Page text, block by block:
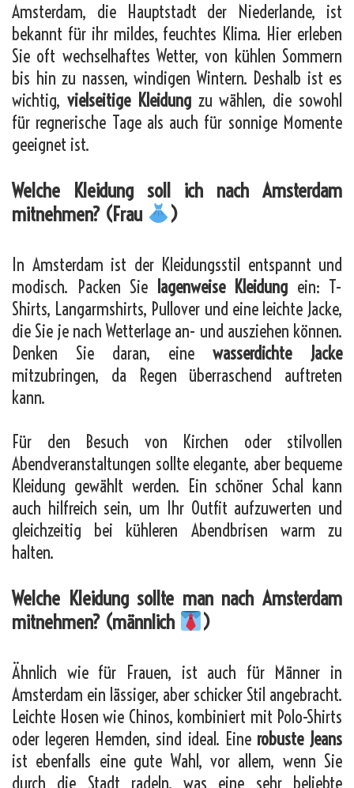
Amsterdam, die Hauptstadt der Niederlande, ist
bekannt für ihr mildes, feuchtes Klima. Hier erleben
Sie oft wechselhaftes Wetter, von kühlen Sommern
bis hin zu nassen, windigen Wintern. Deshalb ist es
wichtig, vielseitige Kleidungzu wählen, die sowohl
für regnerische Tage als auch für sonnige Momente
geeignet ist.
Welche Kleidung soll ich nach Amsterdam
mitnehmen? (Frau
)
In Amsterdam ist der Kleidungsstil entspannt und
modisch. Packen Sie
lagenweise Kleidung ein: T-
Shirts, Langarmshirts, Pullover und eine leichte Jacke,
die Sie je nach Wetterlage an- und ausziehen können.
Denken Sie daran, eine wasserdichte Jacke
mitzubringen, da Regen überraschend auftreten
kann.
Für den Besuch von Kirchen oder stilvollen
Abendveranstaltungen sollte elegante, aber bequeme
Kleidung gewählt werden. Ein schöner Schal kann
auch hilfreich sein, um Ihr Outfit aufzuwerten und
gleichzeitig bei kühleren Abendbrisen warm zu
halten.
Welche Kleidung sollte man nach Amsterdam
mitnehmen? (männlich
)
Ähnlich wie für Frauen, ist auch für Männer in
Amsterdam ein lässiger, aber schicker Stil angebracht.
Leichte Hosen wie Chinos, kombiniert mit Polo-Shirts
oder legeren Hemden, sind ideal. Eine robuste Jeans
ist ebenfalls eine gute Wahl, vor allem, wenn Sie
durch die Stadt radeln, was eine sehr beliebte